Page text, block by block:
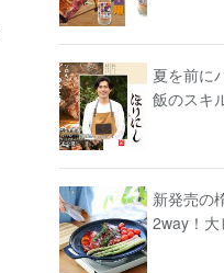
夏を前に
飯のスキ
新発売の
2way！